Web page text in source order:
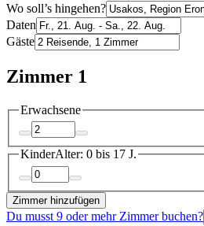
Wo soll’s hingehen?
Daten
Gäste
Zimmer 1
Erwachsene
KinderAlter: 0 bis 17 J.
Zimmer hinzufügen
Du musst 9 oder mehr Zimmer buchen?